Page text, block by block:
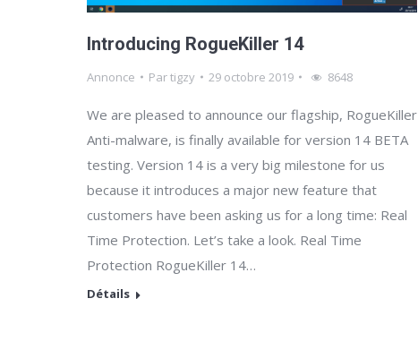
Introducing RogueKiller 14
Annonce Partigzy 29 octobre 2019 8648
We are pleased to announce our flagship, RogueKiller
Anti-malware, is finally available for version 14 BETA
testing. Version 14 is a very big milestone for us
because it introduces a major new feature that
customers have been asking us for a long time: Real
Time Protection. Let’s take a look. Real Time
Protection RogueKiller 14…
Détails